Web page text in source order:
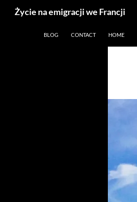
Życie na emigracji we Francji
BLOG CONTACT HOME